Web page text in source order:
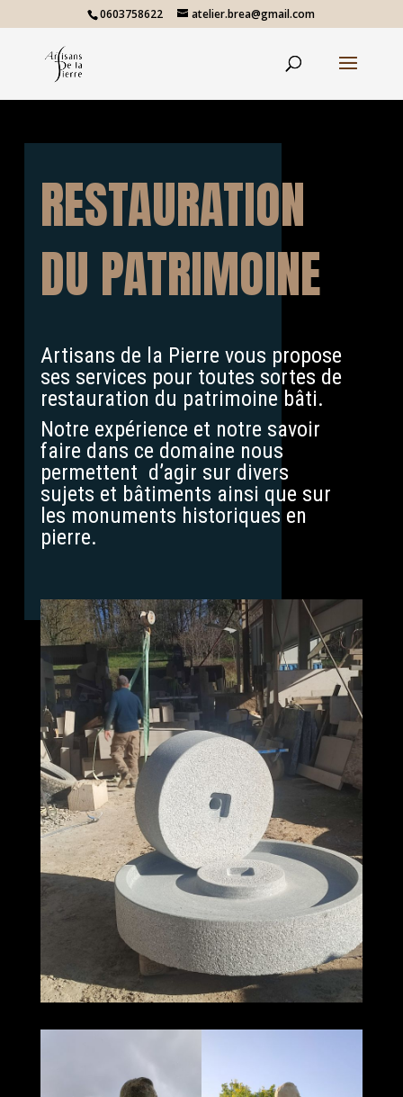
0603758622 atelier.brea@gmail.com
RESTAURATION
DU PATRIMOINE
Artisans de la Pierre vous propose
ses services pour toutes sortes de
restauration du patrimoine bâti.
Notre expérience et notre savoir
faire dans ce domaine nous
permettent d’agir sur divers
sujets et bâtiments ainsi que sur
les monuments historiques en
pierre.